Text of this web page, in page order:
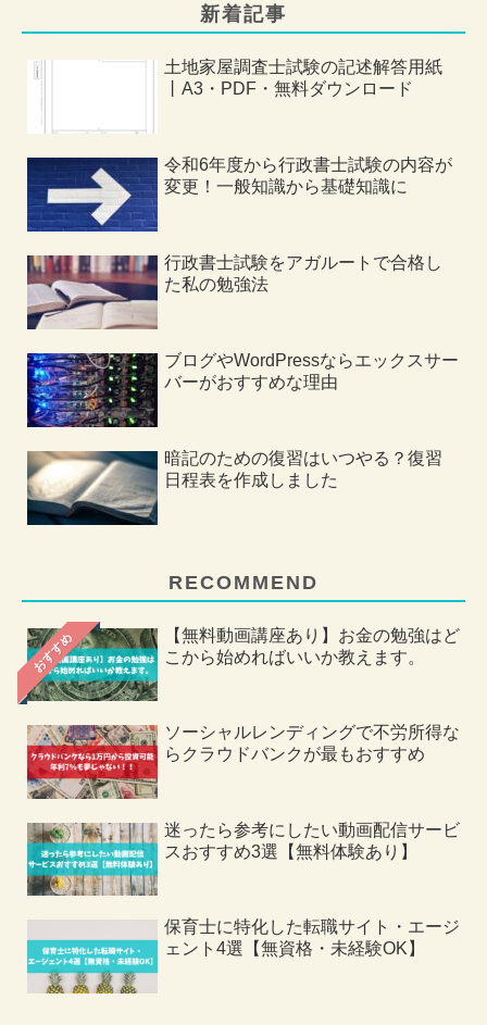
新着記事
土地家屋調査士試験の記述解答用紙
丨A3・PDF・無料ダウンロード
令和6年度から行政書士試験の内容が
変更！一般知識から基礎知識に
行政書士試験をアガルートで合格し
た私の勉強法
ブログやWordPressならエックスサー
バーがおすすめな理由
暗記のための復習はいつやる？復習
日程表を作成しました
RECOMMEND
おすすめ
【無料動画講座あり】お金の勉強はど
こから始めればいいか教えます。
ソーシャルレンディングで不労所得な
らクラウドバンクが最もおすすめ
迷ったら参考にしたい動画配信サービ
スおすすめ3選【無料体験あり】
保育士に特化した転職サイト・エージ
ェント4選【無資格・未経験OK】